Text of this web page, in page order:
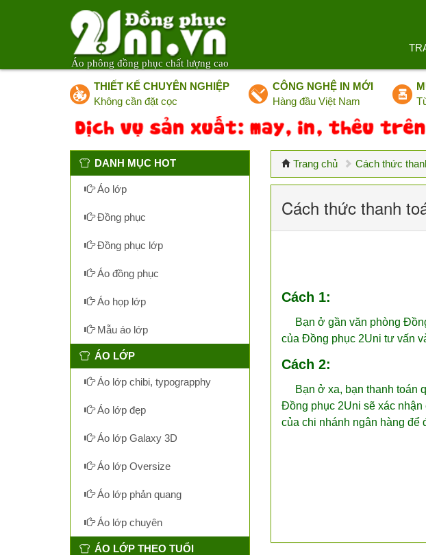
Áo phông đồng phục chất lượng cao
THIẾT KẾ CHUYÊN NGHIỆP
Không cần đặt cọc
CÔNG NGHỆ IN MỚI
Hàng đầu Việt Nam
Trang chủ Cách thức
Cách thức thanh
Cách 1:
Bạn ở gần văn phòng
của Đồng phục 2Uni tư vấn
Cách 2:
Bạn ở xa, bạn thanh toán
Đồng phục 2Uni sẽ xác
của chi nhánh ngân hàng
DANH MỤC HOT
Áo lớp
Đồng phục
Đồng phục lớp
Áo đồng phục
Áo họp lớp
Mẫu áo lớp
ÁO LỚP
Áo lớp chibi, typograpphy
Áo lớp đẹp
Áo lớp Galaxy 3D
Áo lớp Oversize
Áo lớp phản quang
Áo lớp chuyên
ÁO LỚP THEO TUỔI